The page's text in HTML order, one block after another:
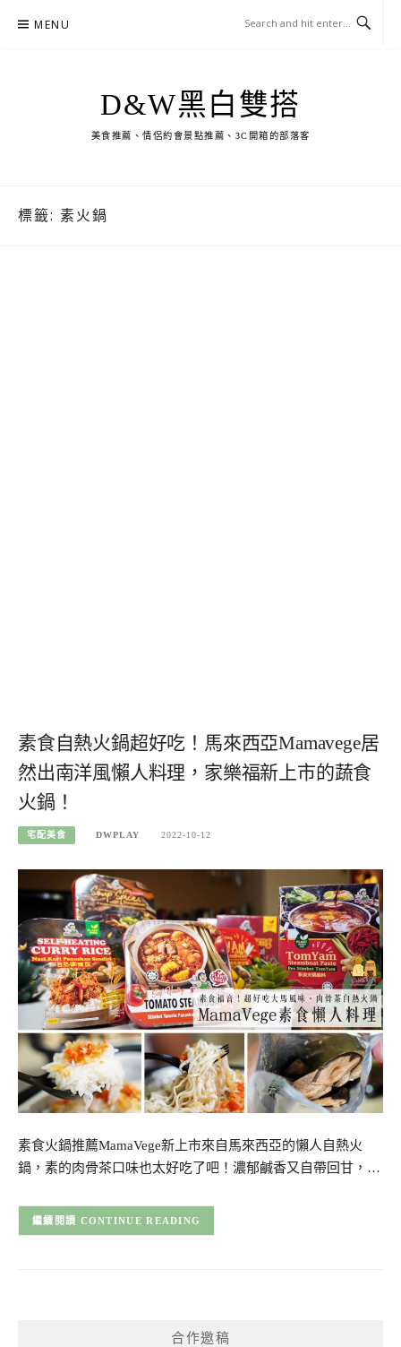
MENU
D&W黑白雙搭
美食推薦、情侶約會景點推薦、3C開箱的部落客
標籤: 素火鍋
素食自熱火鍋超好吃！馬來西亞Mamavege居
然出南洋風懶人料理，家樂福新上市的蔬食
火鍋！
宅配美食 DWPLAY 2022-10-12
素食火鍋推薦MamaVege新上市來自馬來西亞的懶人自熱火
鍋，素的肉骨茶口味也太好吃了吧！濃郁鹹香又自帶回甘，…
CONTINUE READING
合作邀稿